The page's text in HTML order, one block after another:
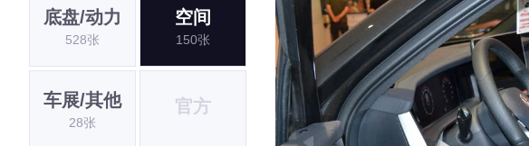
底盘/动力
528张
空间
150张
车展/其他
28张
官方